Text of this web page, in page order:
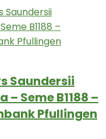
Saundersii
Seme B1188 –
Pfullingen